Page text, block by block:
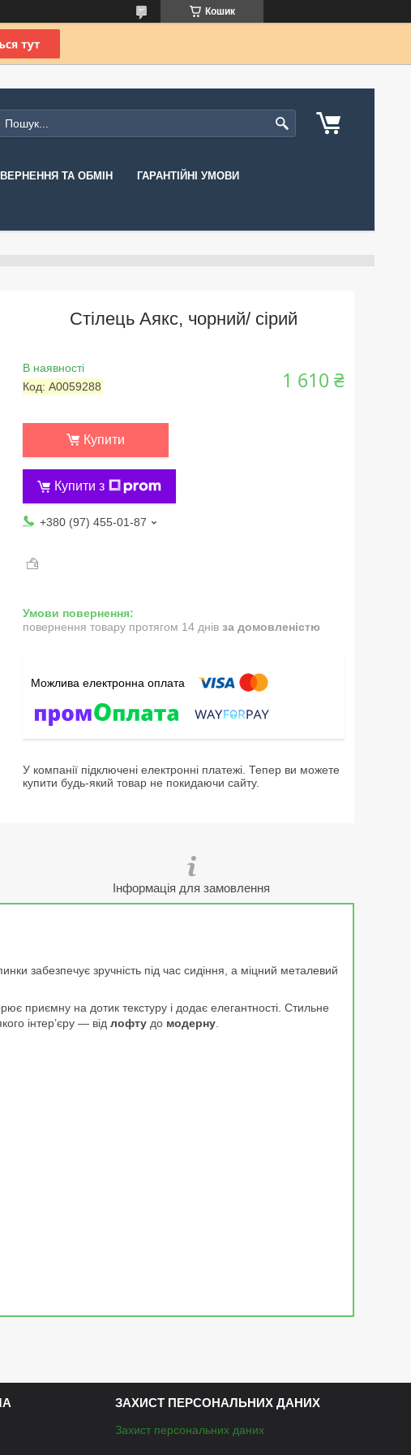
Кошик
ТА ОБМІН ГАРАНТІЙНІ УМОВИ
Стілець Аякс, чорний/ сірий
В наявності
Код: А0059288 1 610 ₴
Купити
Купити з
+380 (97) 455-01-87
повернення товару протягом 14 днів за домовленістю
У компанії підключені електронні платежі. Тепер ви можете
купити будь-який товар не покидаючи сайту.
Інформація для замовлення
забезпечує зручність під час сидіння, а міцний металевий
приємну на дотик текстуру і додає елегантності. Стильне
інтер’єру — від лофту до модерну.
ЗАХИСТ ПЕРСОНАЛЬНИХ ДАНИХ
Захист персональних даних